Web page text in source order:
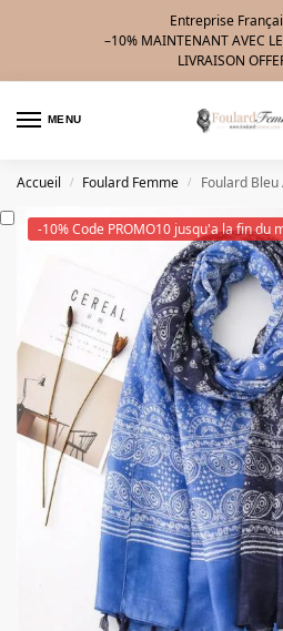
Entreprise
–10% MAINTENANT AVEC
LIVRAISON
MENU
Accueil / Foulard Femme / Foulard
-10% Code PROMO10 jusqu'a la fin du